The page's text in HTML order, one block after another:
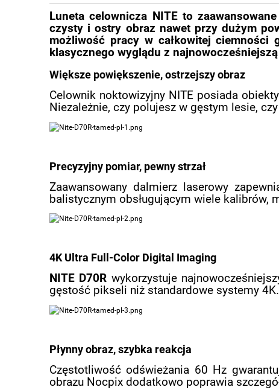
Luneta celownicza NITE to
czysty i ostry obraz nawet przy dużym
możliwość pracy w całkowitej ciemności
klasycznego wyglądu z
Większe powiększenie, ostrzejszy obraz
Celownik noktowizyjny NITE posiada
Niezależnie, czy polujesz w gęstym lesie,
Precyzyjny pomiar, pewny strzał
Zaawansowany dalmierz laserowy
balistycznym obsługującym wiele kalibrów,
4K Ultra Full-Color Digital Imaging
NITE D70R wykorzystuje
gęstość pikseli niż standardowe systemy
Płynny obraz, szybka reakcja
Częstotliwość odświeżania 60 Hz
obrazu Nocpix dodatkowo poprawia